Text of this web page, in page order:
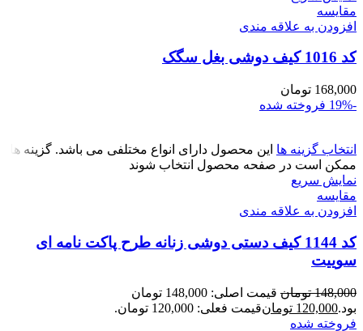
مقايسه
افزودن به علاقه مندی
کد 1016 کیف دوشی بغل سگک
168,000 تومان
-19%
فروخته شده
انتخاب گزینه ها این محصول دارای انواع مختلفی می باشد. گزینه ها
ممکن است در صفحه محصول انتخاب شوند
نمایش سریع
مقايسه
افزودن به علاقه مندی
کد 1144 کیف دستی دوشی زنانه طرح پاکت نامه ای
سوییت
148,000 تومان
قیمت اصلی: 148,000 تومان
بود.120,000 تومانقیمت فعلی: 120,000 تومان.
فروخته شده